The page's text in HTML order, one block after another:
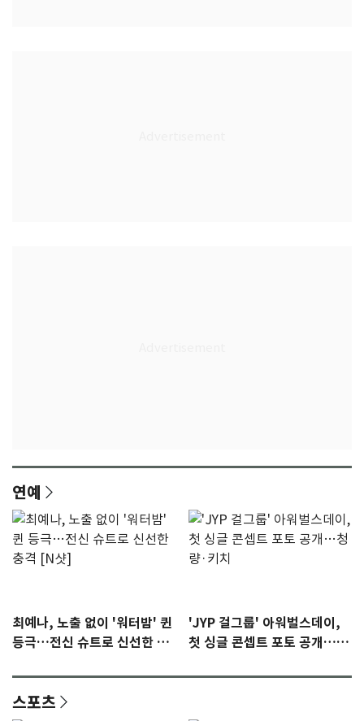
연예
최예나, 노출 없이 '워터밤' 퀸
등극…전신 슈트로 신선한 충
'JYP 걸그룹' 아워벌스데이,
첫 싱글 콘셉트 포토 공개…청
스포츠